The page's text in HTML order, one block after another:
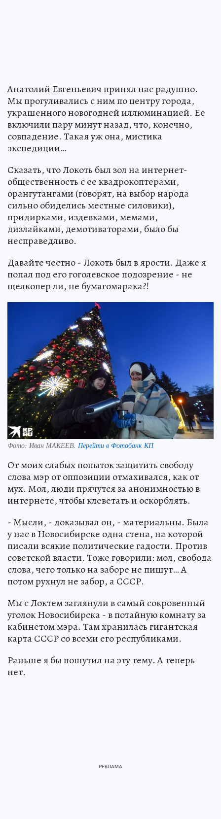
Анатолий Евгеньевич принял нас радушно.
Мы прогуливались с ним по центру города,
украшенного новогодней иллюминацией. Ее
включили пару минут назад, что, конечно,
совпадение. Такая уж она, мистика
экспедиции…
Сказать, что Локоть был зол на интернет-
общественность с ее квадрокоптерами,
орангутангами (говорят, на выбор народа
сильно обиделись местные силовики),
придирками, издевками, мемами,
дизлайками, демотиваторами, было бы
несправедливо.
Давайте честно - Локоть был в ярости. Даже я
попал под его гоголевское подозрение - не
щелкопер ли, не бумагомарака?!
Фото: Иван МАКЕЕВ. Перейти в Фотобанк КП
От моих слабых попыток защитить свободу
слова мэр от оппозиции отмахивался, как от
мух. Мол, люди прячутся за анонимностью в
интернете, чтобы клеветать и оскорблять.
- Мысли, - доказывал он, - материальны. Была
у нас в Новосибирске одна стена, на которой
писали всякие политические гадости. Против
советской власти. Тоже говорили: мол, свобода
слова, чего только на заборе не пишут… А
потом рухнул не забор, а СССР.
Мы с Локтем заглянули в самый сокровенный
уголок Новосибирска - в потайную комнату за
кабинетом мэра. Там хранилась гигантская
карта СССР со всеми его республиками.
Раньше я бы пошутил на эту тему. А теперь
нет.